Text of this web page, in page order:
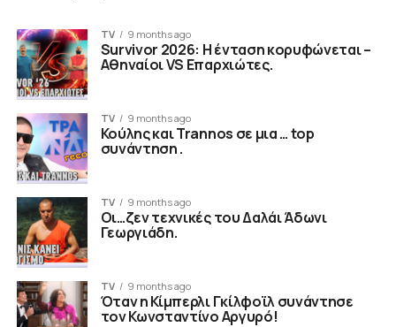
TV 9 months ago
Survivor 2026: Η ένταση κορυφώνεται –
Αθηναίοι VS Επαρχιώτες.
TV 9 months ago
Κούλης και Trannos σε μια … top
συνάντηση .
TV 9 months ago
Οι…ζεν τεχνικές του Δαλάι Άδωνι
Γεωργιάδη.
TV 9 months ago
Όταν η Κίμπερλι Γκίλφοϊλ συνάντησε
τον Κωνσταντίνο Αργυρό!